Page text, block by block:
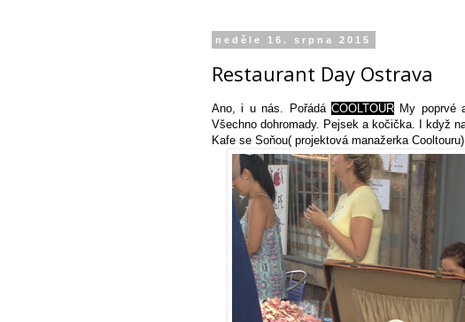
neděle 16. srpna 2015
Restaurant Day Ostrava
Ano, i u nás. Pořádá COOLTOURMy poprvé
Všechno dohromady. Pejsek a kočička. I když
Kafe se Soňou( projektová manažerka